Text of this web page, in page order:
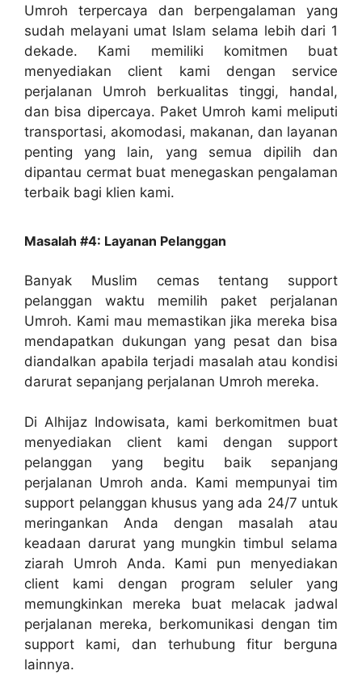
Umroh terpercaya dan berpengalaman yang
sudah melayani umat Islam selama lebih dari 1
dekade. Kami memiliki komitmen buat
menyediakan client kami dengan service
perjalanan Umroh berkualitas tinggi, handal,
dan bisa dipercaya. Paket Umroh kami meliputi
transportasi, akomodasi, makanan, dan layanan
penting yang lain, yang semua dipilih dan
dipantau cermat buat menegaskan pengalaman
terbaik bagi klien kami.
Masalah #4: Layanan Pelanggan
Banyak Muslim cemas tentang support
pelanggan waktu memilih paket perjalanan
Umroh. Kami mau memastikan jika mereka bisa
mendapatkan dukungan yang pesat dan bisa
diandalkan apabila terjadi masalah atau kondisi
darurat sepanjang perjalanan Umroh mereka.
Di Alhijaz Indowisata, kami berkomitmen buat
menyediakan client kami dengan support
pelanggan yang begitu baik sepanjang
perjalanan Umroh anda. Kami mempunyai tim
support pelanggan khusus yang ada 24/7 untuk
meringankan Anda dengan masalah atau
keadaan darurat yang mungkin timbul selama
ziarah Umroh Anda. Kami pun menyediakan
client kami dengan program seluler yang
memungkinkan mereka buat melacak jadwal
perjalanan mereka, berkomunikasi dengan tim
support kami, dan terhubung fitur berguna
lainnya.